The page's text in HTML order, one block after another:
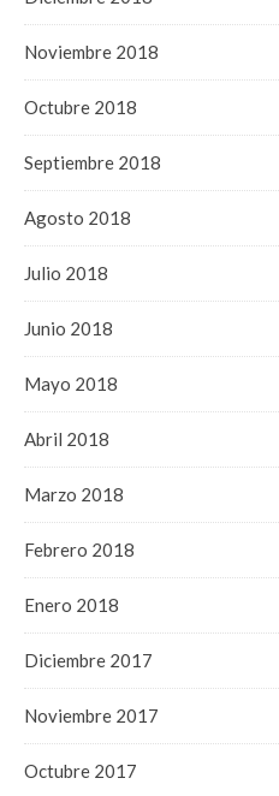
Noviembre 2018
Octubre 2018
Septiembre 2018
Agosto 2018
Julio 2018
Junio 2018
Mayo 2018
Abril 2018
Marzo 2018
Febrero 2018
Enero 2018
Diciembre 2017
Noviembre 2017
Octubre 2017